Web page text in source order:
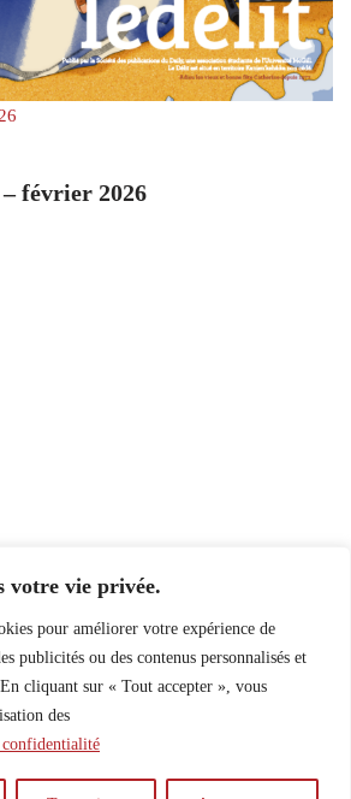
votre vie privée.
pour améliorer votre expérience de
publicités ou des contenus personnalisés et
cliquant sur « Tout accepter », vous
des
février 2026